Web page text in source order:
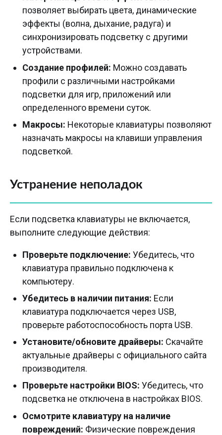
позволяет выбирать цвета, динамические
эффекты (волна, дыхание, радуга) и
синхронизировать подсветку с другими
устройствами.
Создание профилей: Можно создавать
профили с различными настройками
подсветки для игр, приложений или
определенного времени суток.
Макросы: Некоторые клавиатуры позволяют
назначать макросы на клавиши управления
подсветкой.
Устранение неполадок
Если подсветка клавиатуры не включается,
выполните следующие действия:
Проверьте подключение: Убедитесь, что
клавиатура правильно подключена к
компьютеру.
Убедитесь в наличии питания: Если
клавиатура подключается через USB,
проверьте работоспособность порта USB.
Установите/обновите драйверы: Скачайте
актуальные драйверы с официального сайта
производителя.
Проверьте настройки BIOS: Убедитесь, что
подсветка не отключена в настройках BIOS.
Осмотрите клавиатуру на наличие
повреждений: Физические повреждения